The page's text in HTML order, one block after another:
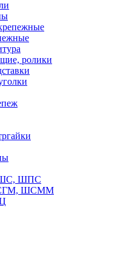
ролики
ШПС
ШСММ